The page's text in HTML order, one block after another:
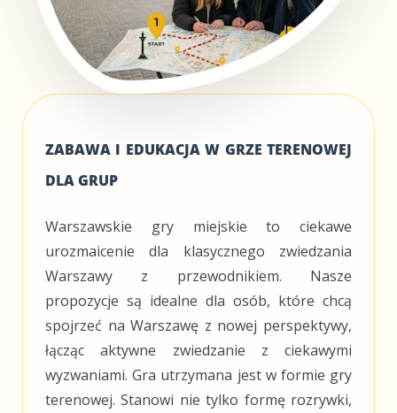
ZABAWA I EDUKACJA W GRZE TERENOWEJ
DLA GRUP
Warszawskie gry miejskie to ciekawe
urozmaicenie dla klasycznego zwiedzania
Warszawy z przewodnikiem. Nasze
propozycje są idealne dla osób, które chcą
spojrzeć na Warszawę z nowej perspektywy,
łącząc aktywne zwiedzanie z ciekawymi
wyzwaniami. Gra utrzymana jest w formie gry
terenowej. Stanowi nie tylko formę rozrywki,